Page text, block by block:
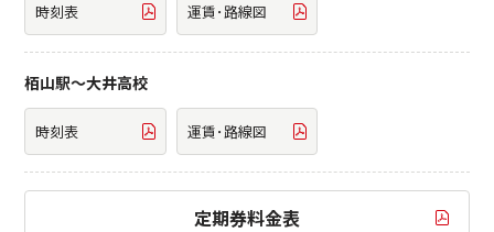
時刻表 運賃･路線図
栢山駅～大井高校
時刻表 運賃･路線図
定期券料金表